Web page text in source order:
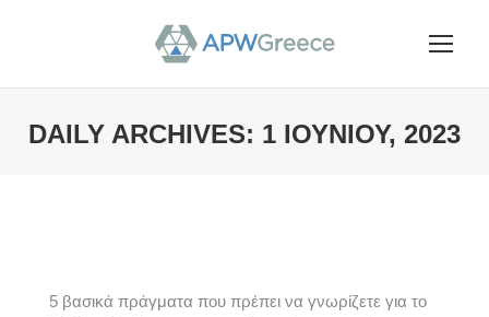
DAILY ARCHIVES: 1 ΙΟΥΝΊΟΥ, 2023
5 βασικά πράγματα που πρέπει να γνωρίζετε για το